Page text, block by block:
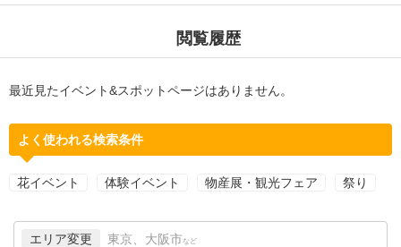
閲覧履歴
最近見たイベント&スポットページはありません。
よく使われる検索条件
花イベント 体験イベント 物産展・観光フェア 祭り
エリア変更 東京、大阪市 など